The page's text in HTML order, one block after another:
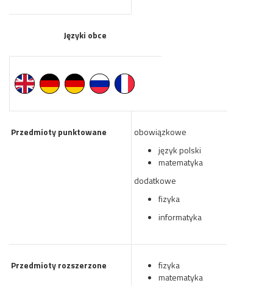
Języki obce
Przedmioty punktowane
obowiązkowe
język polski
matematyka
dodatkowe
fizyka
informatyka
Przedmioty rozszerzone
fizyka
matematyka